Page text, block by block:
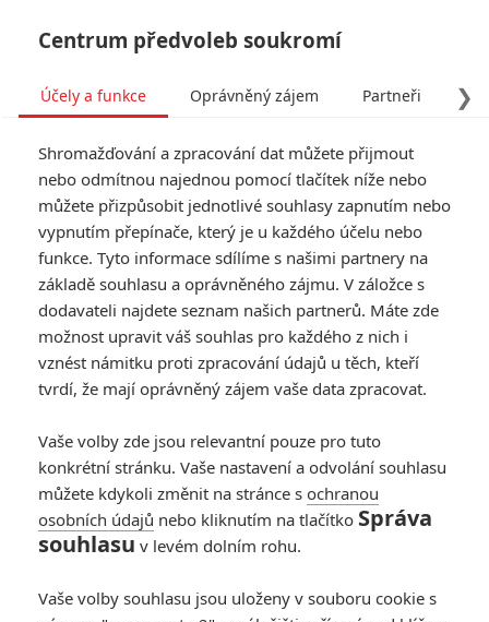
(Ne)šťastně
až na věky
V pohádkovém světě vládl
Čaroděj a chránil vyváženost
mezi dobrem a zlem. Konečně
dovolenou a zanechal pohádkový
svět v rukou svých dvou
asistentů. Popelka sní o svém
pohádkovém princi a její přítel
Rick jí zařídí pozvání na
Vše se však odehraje jinak než si přála. Její macecha Frieda se
pokusí převzít kontrolu v pohádkovém světě pomocí zla. Popelka
Centrum předvoleb soukromí
❯
Účely a funkce Oprávněný zájem Partneři
Shromažďování a zpracování dat můžete přijmout
nebo odmítnou najednou pomocí tlačítek níže nebo
můžete přizpůsobit jednotlivé souhlasy zapnutím nebo
vypnutím přepínače, který je u každého účelu nebo
funkce. Tyto informace sdílíme s našimi partnery na
základě souhlasu a oprávněného zájmu. V záložce s
dodavateli najdete seznam našich partnerů. Máte zde
možnost upravit váš souhlas pro každého z nich i
vznést námitku proti zpracování údajů u těch, kteří
tvrdí, že mají oprávněný zájem vaše data zpracovat.
Vaše volby zde jsou relevantní pouze pro tuto
konkrétní stránku. Vaše nastavení a odvolání souhlasu
můžete kdykoli změnit na stránce s ochranou
osobních údajů nebo kliknutím na tlačítko Správa
souhlasu v levém dolním rohu.
Vaše volby souhlasu jsou uloženy v souboru cookie s